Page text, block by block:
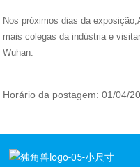
Nos próximos dias da exposição,
mais colegas da indústria e
Wuhan.
Horário da postagem: 01/04/